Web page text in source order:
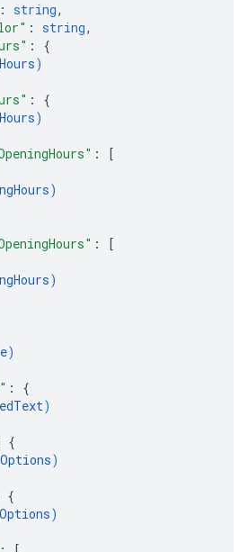
: string,
: string,
: {
)
: {
)
:
[
)
:
[
)
)
: {
)
{
)
{
)